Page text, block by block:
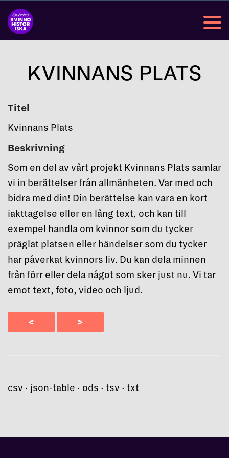
KVINNANS PLATS
Titel
Kvinnans Plats
Beskrivning
Som en del av vårt projekt Kvinnans Plats samlar
vi in berättelser från allmänheten. Var med och
bidra med din! Din berättelse kan vara en kort
iakttagelse eller en lång text, och kan till
exempel handla om kvinnor som du tycker
präglat platsen eller händelser som du tycker
har påverkat kvinnors liv. Du kan dela minnen
från förr eller dela något som sker just nu. Vi tar
emot text, foto, video och ljud.
< >
csv json-table ods tsv txt